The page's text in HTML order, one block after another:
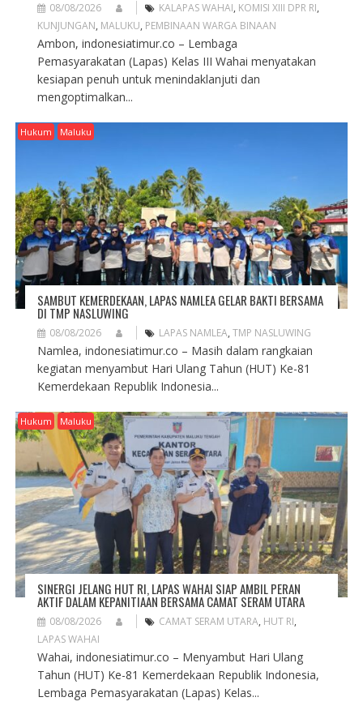
08/08/2026 KALAPAS WAHAI, KOMISI XIII DPR RI,
KUNJUNGAN, MALUKU, PEMBINAAN WARGA BINAAN
Ambon, indonesiatimur.co – Lembaga
Pemasyarakatan (Lapas) Kelas III Wahai menyatakan
kesiapan penuh untuk menindaklanjuti dan
mengoptimalkan...
Hukum Maluku
SAMBUT KEMERDEKAAN, LAPAS NAMLEA GELAR BAKTI BERSAMA
DI TMP NASLUWING
08/08/2026 LAPAS NAMLEA, TMP NASLUWING
Namlea, indonesiatimur.co – Masih dalam rangkaian
kegiatan menyambut Hari Ulang Tahun (HUT) Ke-81
Kemerdekaan Republik Indonesia...
Hukum Maluku
SINERGI JELANG HUT RI, LAPAS WAHAI SIAP AMBIL PERAN
AKTIF DALAM KEPANITIAAN BERSAMA CAMAT SERAM UTARA
08/08/2026 CAMAT SERAM UTARA, HUT RI,
LAPAS WAHAI
Wahai, indonesiatimur.co – Menyambut Hari Ulang
Tahun (HUT) Ke-81 Kemerdekaan Republik Indonesia,
Lembaga Pemasyarakatan (Lapas) Kelas...